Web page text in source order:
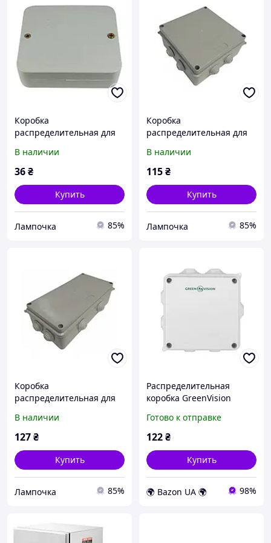
Коробка
распределительная для
90х80х30 клемма 4х2,5мм
IP44
В наличии
36₴
Купить
Лампочка 85%
Коробка
распределительная для
150х150х70 IP65
В наличии
115₴
Купить
Лампочка 85%
Коробка
распределительная для
200х100х70 IP65
В наличии
127₴
Купить
Лампочка 85%
Распределительная
коробка GreenVision
резинками
Готово к отправке
122₴
Купить
🌍 Bazon UA 🌍 98%